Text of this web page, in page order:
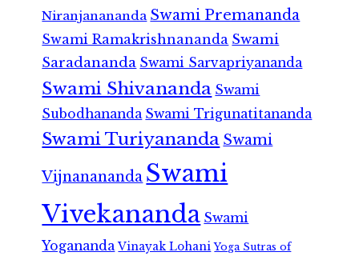
Niranjanananda Swami Premananda
Swami Ramakrishnananda Swami
Saradananda Swami Sarvapriyananda
Swami Shivananda Swami
Subodhananda Swami Trigunatitananda
Swami Turiyananda Swami
Vijnanananda Swami
Vivekananda Swami
Yogananda Vinayak Lohani Yoga Sutras of